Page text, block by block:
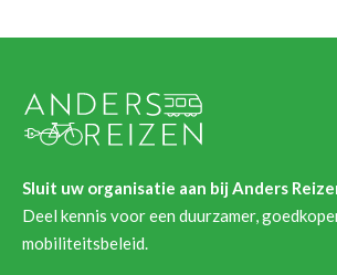
Sluit uw organisatie aan bij Anders
Deel kennis voor een duurzamer,
mobiliteitsbeleid.